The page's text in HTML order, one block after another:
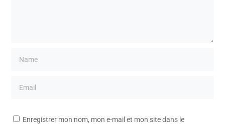
Enregistrer mon nom, mon e-mail et mon site dans le